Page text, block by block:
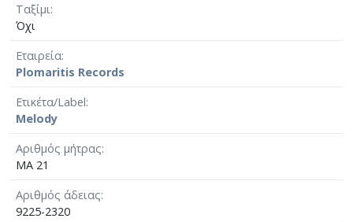
Ταξίμι
Όχι
Εταιρεία
Plomaritis Records
Ετικέτα/Label
Melody
Αριθμός μήτρας
MA 21
Αριθμός άδειας
9225-2320